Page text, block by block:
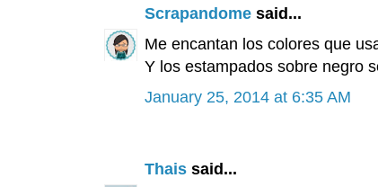
Scrapandomesaid...
Me encantan los colores que
Y los estampados sobre negro
January 25, 2014 at 6:35 AM
Thaissaid...